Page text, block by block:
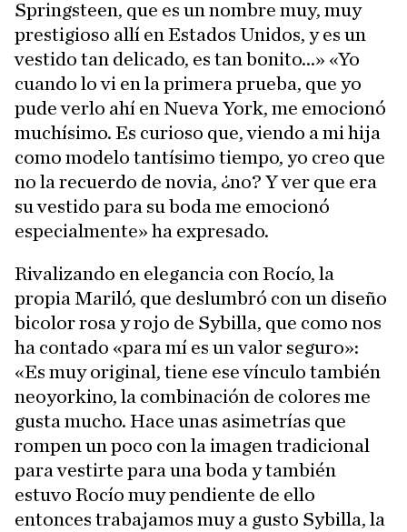
Springsteen, que es un nombre muy, muy
prestigioso allí en Estados Unidos, y es un
vestido tan delicado, es tan bonito...» «Yo
cuando lo vi en la primera prueba, que yo
pude verlo ahí en Nueva York, me emocionó
muchísimo. Es curioso que, viendo a mi hija
como modelo tantísimo tiempo, yo creo que
no la recuerdo de novia, ¿no? Y ver que era
su vestido para su boda me emocionó
especialmente» ha expresado.
Rivalizando en elegancia con Rocío, la
propia Mariló, que deslumbró con un diseño
bicolor rosa y rojo de Sybilla, que como nos
ha contado «para mí es un valor seguro»:
«Es muy original, tiene ese vínculo también
neoyorkino, la combinación de colores me
gusta mucho. Hace unas asimetrías que
rompen un poco con la imagen tradicional
para vestirte para una boda y también
estuvo Rocío muy pendiente de ello
entonces trabajamos muy a gusto Sybilla, la